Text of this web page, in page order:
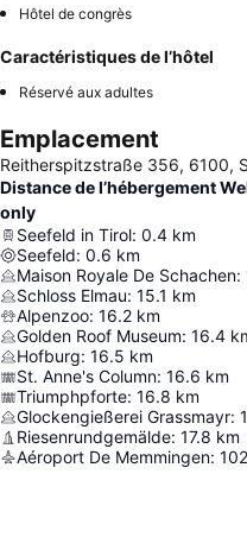
Hôtel de congrès
Caractéristiques de l’hôtel
Réservé aux adultes
Emplacement
Reitherspitzstraße 356, 6100,
Distance de l’hébergement
only
Seefeld in Tirol: 0.4 km
Seefeld: 0.6 km
Maison Royale De Schachen:
Schloss Elmau: 15.1 km
Alpenzoo: 16.2 km
Golden Roof Museum: 16.4
Hofburg: 16.5 km
St. Anne's Column: 16.6 km
Triumphpforte: 16.8 km
Glockengießerei Grassmayr:
Riesenrundgemälde: 17.8 km
Aéroport De Memmingen: